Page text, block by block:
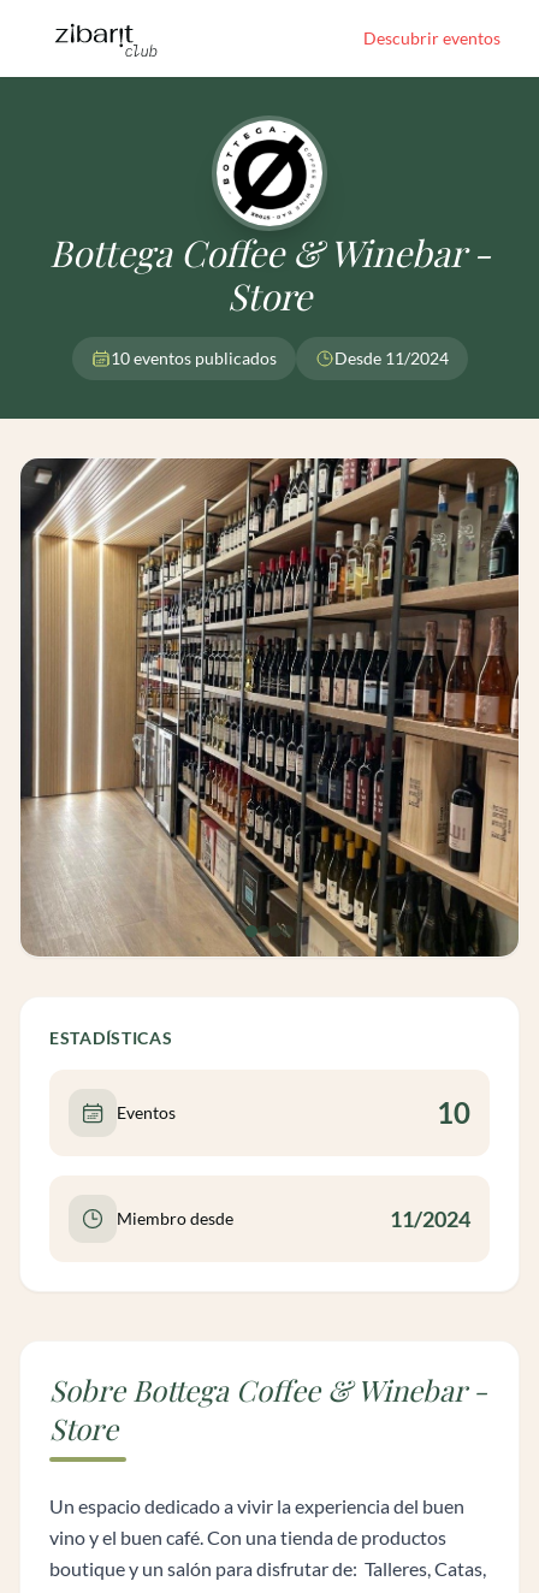
Descubrir eventos
Bottega Coffee & Winebar -
Store
10 eventos publicados Desde 11/2024
ESTADÍSTICAS
Eventos 10
Miembro desde 11/2024
Sobre Bottega Coffee & Winebar -
Store
Un espacio dedicado a vivir la experiencia del buen
vino y el buen café. Con una tienda de productos
boutique y un salón para disfrutar de: Talleres, Catas,